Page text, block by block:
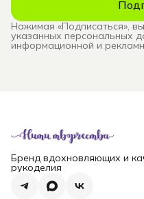
Нажимая «Подписаться»,
указанных персональных
информационной и
Бренд вдохновляющих и
рукоделия